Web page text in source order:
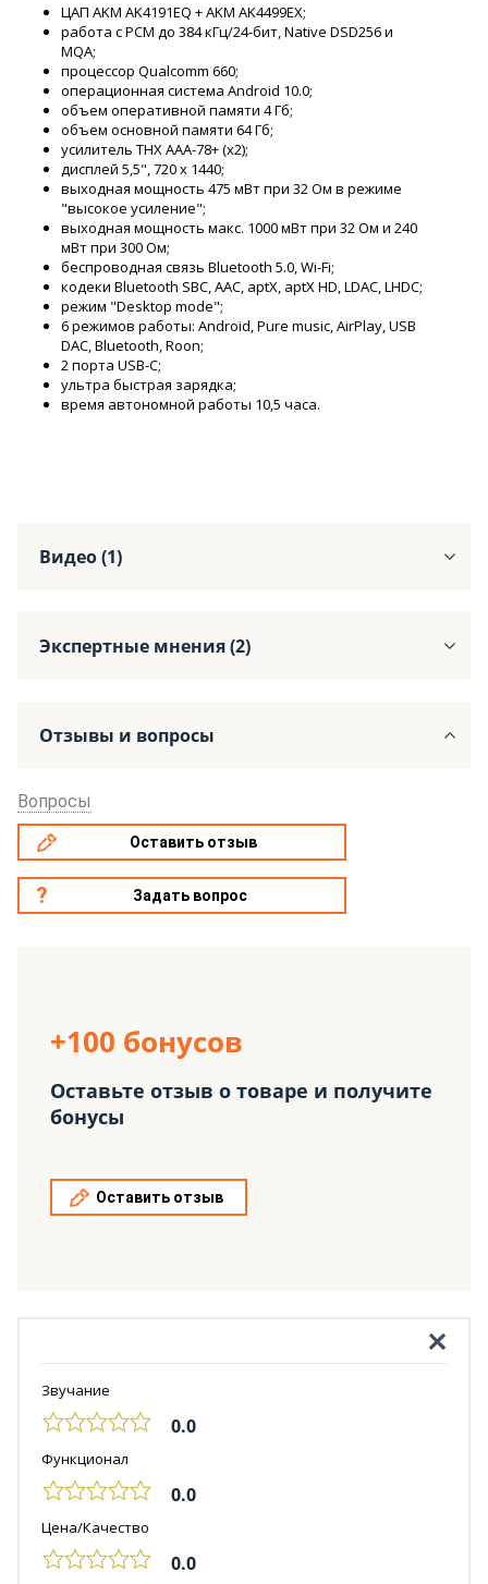
ЦАП AKM AK4191EQ + AKM AK4499EX;
работа с PCM до 384 кГц/24-бит, Native DSD256 и
MQA;
процессор Qualcomm 660;
операционная система Android 10.0;
объем оперативной памяти 4 Гб;
объем основной памяти 64 Гб;
усилитель THX AAA-78+ (x2);
дисплей 5,5", 720 x 1440;
выходная мощность 475 мВт при 32 Ом в режиме
"высокое усиление";
выходная мощность макс. 1000 мВт при 32 Ом и 240
мВт при 300 Ом;
беспроводная связь Bluetooth 5.0, Wi-Fi;
кодеки Bluetooth SBC, AAC, aptX, aptX HD, LDAC, LHDC;
режим "Desktop mode";
6 режимов работы: Android, Pure music, AirPlay, USB
DAC, Bluetooth, Roon;
2 порта USB-C;
ультра быстрая зарядка;
время автономной работы 10,5 часа.
Видео (1)
Экспертные мнения (2)
Отзывы и вопросы
Вопросы
Оставить отзыв
Задать вопрос
+100 бонусов
Оставьте отзыв о товаре и получите
бонусы
Оставить отзыв
Звучание
0.0
Функционал
0.0
Цена/Качество
0.0